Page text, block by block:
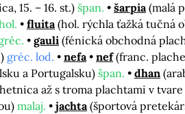
15. – 16. st.) špan. šarpia (malá
fluita (hol. rýchla ťažká tučná
gauli (fénická obchodná
gréc. lod. nefa nef (franc.
a Portugalsku)špan. dhan
až s troma plachtami v
malaj. jachta (športová